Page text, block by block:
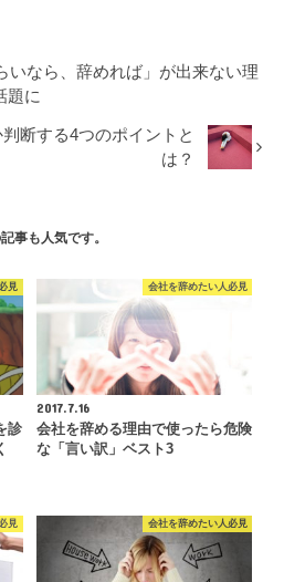
いなら、辞めれば」が出来ない理
題に
断する4つのポイントと
は？
事も人気です。
見
診
会社を辞めたい人必見
2017.7.16
会社を辞める理由で使ったら危険
な「言い訳」ベスト3
見 会社を辞めたい人必見